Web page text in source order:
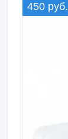
450 руб.